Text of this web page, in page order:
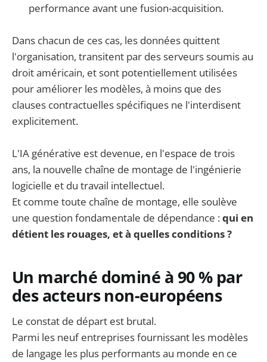
performance avant une fusion-acquisition.
Dans chacun de ces cas, les données quittent
l'organisation, transitent par des serveurs soumis au
droit américain, et sont potentiellement utilisées
pour améliorer les modèles, à moins que des
clauses contractuelles spécifiques ne l'interdisent
explicitement.
L'IA générative est devenue, en l'espace de trois
ans, la nouvelle chaîne de montage de l'ingénierie
logicielle et du travail intellectuel.
Et comme toute chaîne de montage, elle soulève
une question fondamentale de dépendance :qui en
détient les rouages, et à quelles conditions ?
Un marché dominé à 90 % par
des acteurs non-européens
Le constat de départ est brutal.
Parmi les neuf entreprises fournissant les modèles
de langage les plus performants au monde en ce